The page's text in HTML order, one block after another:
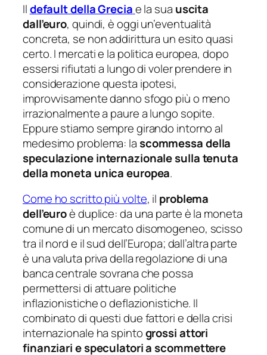
Ildefault della Greciae la sua uscita
dall’euro, quindi, è oggi un’eventualità
concreta, se non addirittura un esito quasi
certo. I mercati e la politica europea, dopo
essersi rifiutati a lungo di voler prendere in
considerazione questa ipotesi,
improvvisamente danno sfogo più o meno
irrazionalmente a paure a lungo sopite.
Eppure stiamo sempre girando intorno al
medesimo problema: lascommessa della
speculazione internazionale sulla tenuta
della moneta unica europea.
Come ho scritto più volte, il problema
dell’euroè duplice: da una parte è la moneta
comune di un mercato disomogeneo, scisso
tra il nord e il sud dell’Europa; dall’altra parte
è una valuta priva della regolazione di una
banca centrale sovrana che possa
permettersi di attuare politiche
inflazionistiche o deflazionistiche. Il
combinato di questi due fattori e della crisi
internazionale ha spintogrossi attori
finanziari e speculatori a scommettere